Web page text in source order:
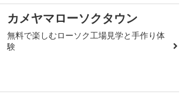
カメヤマローソクタウン
無料で楽しむローソク工場見学と手作り体
験